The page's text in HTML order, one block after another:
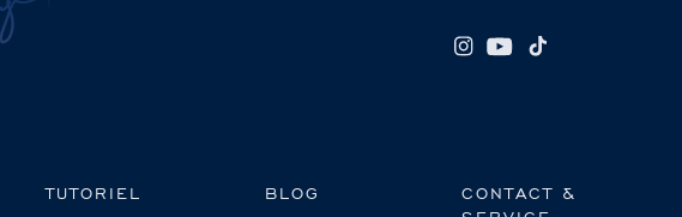
TUTORIEL BLOG
CONTACT &